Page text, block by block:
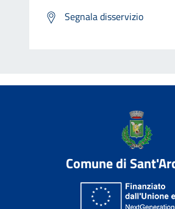
Segnala disservizio
Comune di